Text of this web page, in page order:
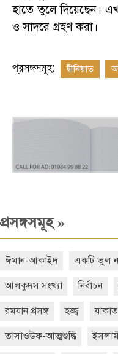
হাতে তুলে দিয়েছেন।
ও সাদরে গ্রহণ করা।
প্রসঙ্গসমূহ: দ্বীনিয়াত
প্রসঙ্গসমূহ»
ঈমান-আকাইদ একটি ভুল
আলকুদস সংখ্যা নির্বাচন
রমযান প্রসঙ্গ হজ্জ্ব যাকাত
তাসাওউফ-আত্মশুদ্ধি